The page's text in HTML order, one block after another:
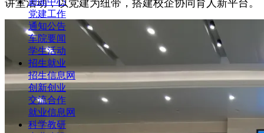
党建工作
通知公告
车院要闻
学生活动
招生就业
招生信息网
创新创业
交流合作
就业信息网
科学教研
讲堂活动，以党建为纽带，搭建校企协同育人新平台。